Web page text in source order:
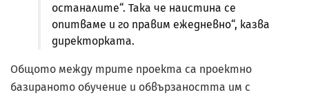
останалите“. Така че наистина се
опитваме и го правим ежедневно“, казва
директорката.
Общото между трите проекта са проектно
базираното обучение и обвързаността им с